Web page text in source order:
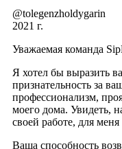
@tolegenzholdygarin
2021 г.
Уважаемая команда
Я хотел бы выразить
признательность за
профессионализм,
моего дома. Увидеть,
своей работе, для
Ваша способность